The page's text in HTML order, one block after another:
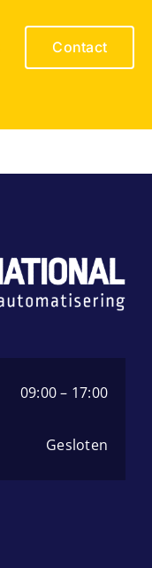
Contact
09:00 – 17:00
Gesloten